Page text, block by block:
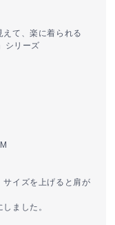
えて、楽に着られる
シリーズ
サイズを上げると肩が
ました。